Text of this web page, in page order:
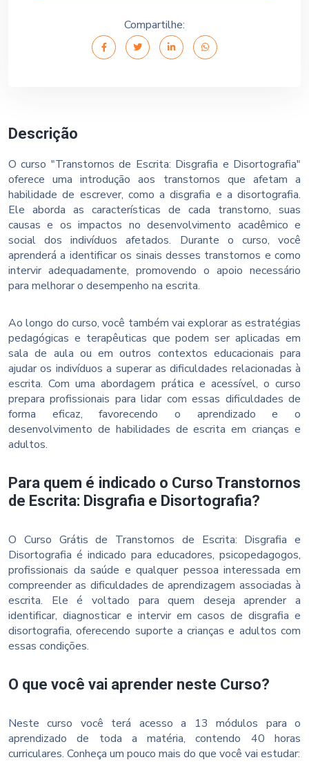
Descrição
O curso "Transtornos de Escrita: Disgrafia e Disortografia"
oferece uma introdução aos transtornos que afetam a
habilidade de escrever, como a disgrafia e a disortografia.
Ele aborda as características de cada transtorno, suas
causas e os impactos no desenvolvimento acadêmico e
social dos indivíduos afetados. Durante o curso, você
aprenderá a identificar os sinais desses transtornos e como
intervir adequadamente, promovendo o apoio necessário
para melhorar o desempenho na escrita.
Ao longo do curso, você também vai explorar as estratégias
pedagógicas e terapêuticas que podem ser aplicadas em
sala de aula ou em outros contextos educacionais para
ajudar os indivíduos a superar as dificuldades relacionadas à
escrita. Com uma abordagem prática e acessível, o curso
prepara profissionais para lidar com essas dificuldades de
forma eficaz, favorecendo o aprendizado e o
desenvolvimento de habilidades de escrita em crianças e
adultos.
Para quem é indicado o Curso Transtornos
de Escrita: Disgrafia e Disortografia?
O Curso Grátis de Transtornos de Escrita: Disgrafia e
Disortografia é indicado para educadores, psicopedagogos,
profissionais da saúde e qualquer pessoa interessada em
compreender as dificuldades de aprendizagem associadas à
escrita. Ele é voltado para quem deseja aprender a
identificar, diagnosticar e intervir em casos de disgrafia e
disortografia, oferecendo suporte a crianças e adultos com
essas condições.
O que você vai aprender neste Curso?
Neste curso você terá acesso a 13 módulos para o
aprendizado de toda a matéria, contendo 40 horas
curriculares. Conheça um pouco mais do que você vai estudar:
Compartilhe: